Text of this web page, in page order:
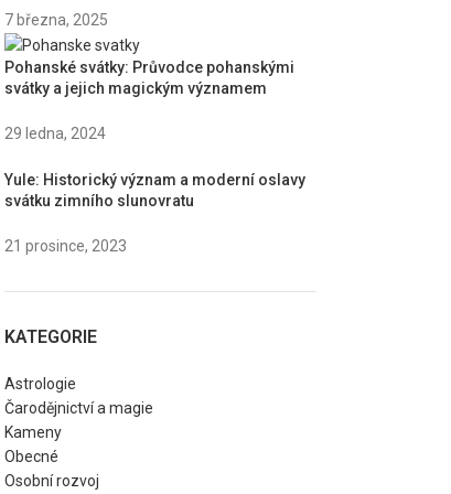
7 března, 2025
Pohanské svátky: Průvodce pohanskými
svátky a jejich magickým významem
29 ledna, 2024
Yule: Historický význam a moderní oslavy
svátku zimního slunovratu
21 prosince, 2023
KATEGORIE
Astrologie
Čarodějnictví a magie
Kameny
Obecné
Osobní rozvoj